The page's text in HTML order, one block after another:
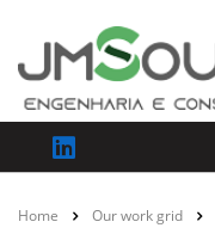
Home Our work grid